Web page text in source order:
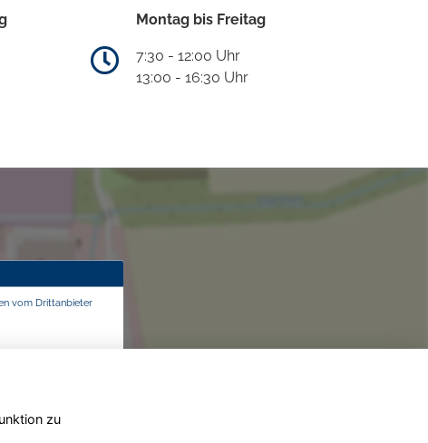
Montag bis Freitag
7:30 - 12:00 Uhr
13:00 - 16:30 Uhr
vom Drittanbieter
zu